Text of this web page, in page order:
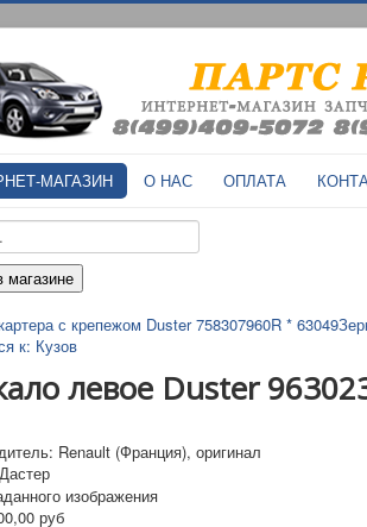
МАГАЗИН О НАС ОПЛАТА
с крепежом Duster 758307960R * 63049
к: Кузов
левое Duster
Renault (Франция), оригинал
руб